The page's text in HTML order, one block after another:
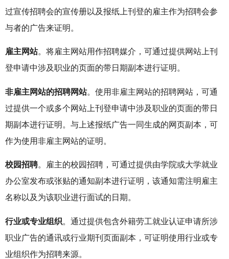
过宣传招聘会的宣传册以及报纸上刊登的雇主作为招聘会参
与者的广告来证明。
雇主网站。将雇主网站用作招聘媒介，可通过提供网站上刊
登申请中涉及职业的页面的带日期副本进行证明。
非雇主网站的招聘网站。使用非雇主网站的招聘网站，可通
过提供一个或多个网站上刊登申请中涉及职业的页面的带日
期副本进行证明。与上述报纸广告一同生成的网页副本，可
作为使用非雇主网站的证明。
校园招聘。雇主的校园招聘，可通过提供由学院或大学就业
办公室发布或张贴的通知副本进行证明，该通知需注明雇主
名称以及为该职业进行面试的日期。
行业或专业组织。通过提供包含外籍劳工就业认证申请所涉
职业广告的通讯或行业期刊页面副本，可证明使用行业或专
业组织作为招聘来源。